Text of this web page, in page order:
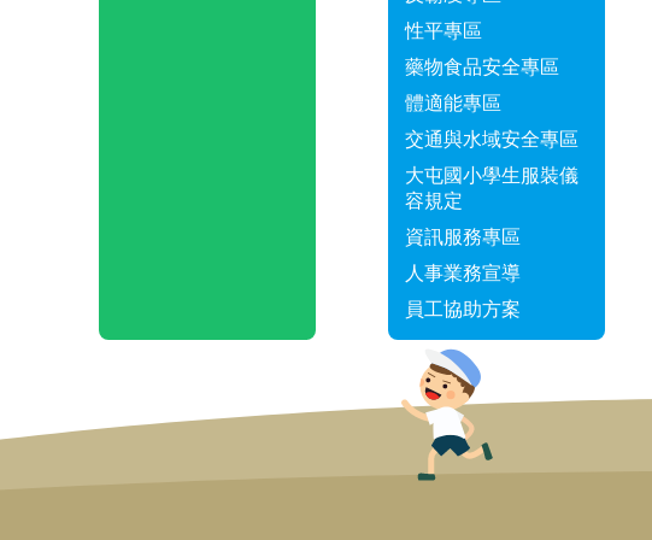
性平專區
藥物食品安全專區
體適能專區
交通與水域安全專區
大屯國小學生服裝儀
容規定
資訊服務專區
人事業務宣導
員工協助方案